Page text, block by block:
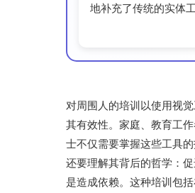
地补充了传统的实体工
对周围人的培训以使用视
其有效性。家庭、教育工
士不仅需要掌握这些工具的
还要理解其背后的哲学：
是造成依赖。这种培训包